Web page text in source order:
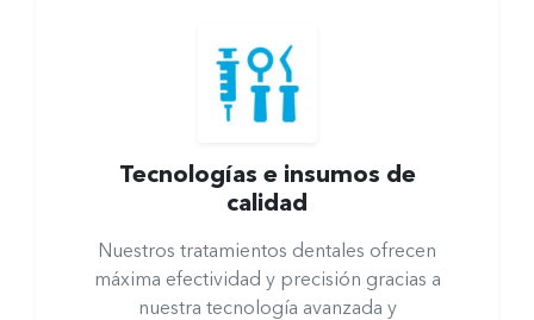
Tecnologías e insumos de
calidad
Nuestros tratamientos dentales ofrecen
máxima efectividad y precisión gracias a
nuestra tecnología avanzada y